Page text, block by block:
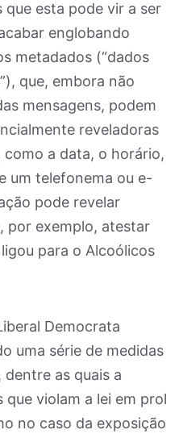
que esta pode vir a ser
englobando
metadados (“dados
que, embora não
mensagens, podem
reveladoras
a data, o horário,
um telefonema ou e-
pode revelar
por exemplo, atestar
para o Alcoólicos
Democrata
uma série de medidas
as quais a
violam a lei em prol
no caso da exposição